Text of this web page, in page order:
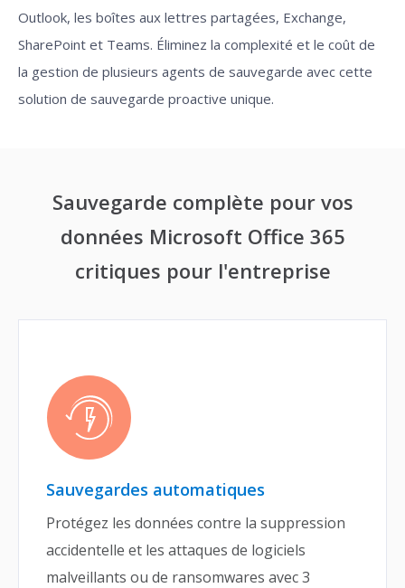
Outlook, les boîtes aux lettres partagées, Exchange,
SharePoint et Teams. Éliminez la complexité et le coût de
la gestion de plusieurs agents de sauvegarde avec cette
solution de sauvegarde proactive unique.
Sauvegarde complète pour vos
données Microsoft Office 365
critiques pour l'entreprise
Sauvegardes automatiques
Protégez les données contre la suppression
accidentelle et les attaques de logiciels
malveillants ou de ransomwares avec 3